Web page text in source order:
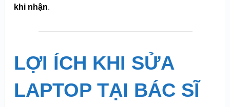
khi nhận.
LỢI ÍCH KHI SỬA
LAPTOP TẠI BÁC SĨ